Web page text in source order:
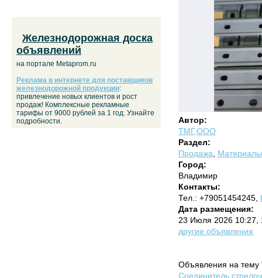
Автор:
ТМГ,ООО
Раздел:
Продажа
Материалы
Город:
Владимир
Контакты:
Тел.: +79051454245,
Дата размещения:
23 Июля 2026 10:27,
другие объявления
Объявления на тему
Соединитель
Железнодорожная доска
объявлений
на портале Metaprom.ru
Реклама в интернете для поставщиков
железнодорожной продукции:
привлечение новых клиентов и рост
продаж! Комплексные рекламные
тарифы от 9000 рублей за 1 год. Узнайте
подробности.